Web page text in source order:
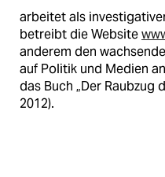
arbeitet als
betreibt die Website
anderem den
auf Politik und Medien
das Buch „Der Raubzug
2012).